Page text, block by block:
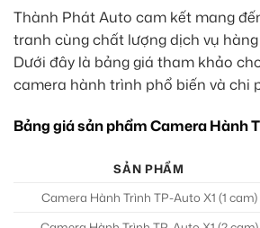
Thành Phát Auto cam kết mang
tranh cùng chất lượng dịch vụ
Dưới đây là bảng giá tham khảo
camera hành trình phổ biến và chi
Bảng giá sản phẩm Camera Hành
SẢN PHẨM
Camera Hành Trình TP-Auto X1 (1 cam)